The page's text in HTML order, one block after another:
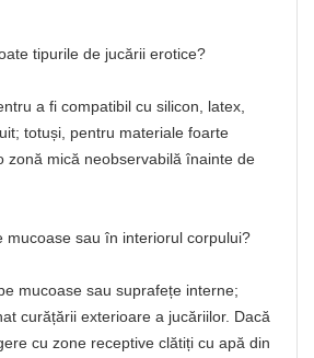
tipurile de jucării erotice?
a fi compatibil cu silicon, latex,
totuși, pentru materiale foarte
zonă mică neobservabilă înainte de
mucoase sau în interiorul corpului?
mucoase sau suprafețe interne;
curățării exterioare a jucăriilor. Dacă
cu zone receptive clătiți cu apă din